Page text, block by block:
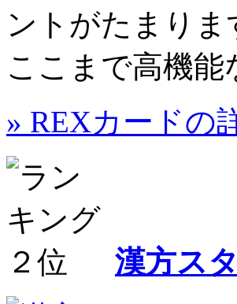
ントがたまり
ここまで高機
» REXカードの
漢方ス